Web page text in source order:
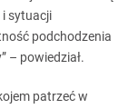
i sytuacji
podchodzenia
– powiedział.
patrzeć w